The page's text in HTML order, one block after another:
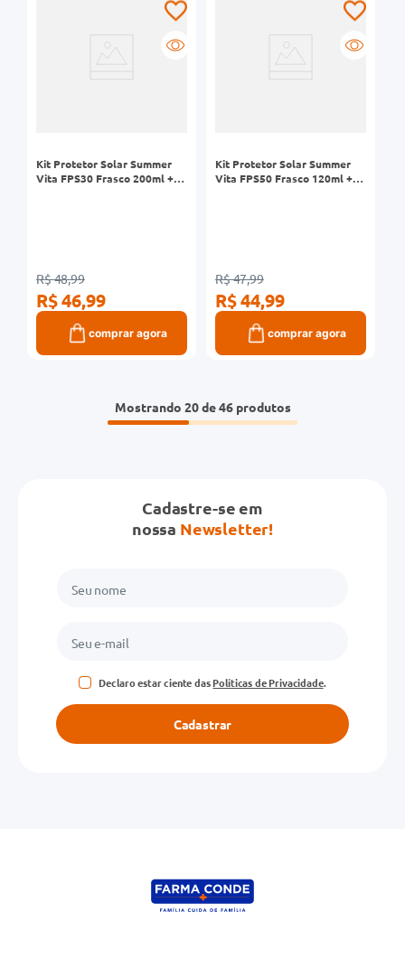
Kit Protetor Solar Summer
Vita FPS30 Frasco 200ml +
R$ 48,99
R$ 46,99
comprar agora
Kit Protetor Solar Summer
Vita FPS50 Frasco 120ml +
R$ 47,99
R$ 44,99
comprar agora
Mostrando 20 de 46
Cadastre-se em
nossa Newsletter!
Declaro estar ciente dasPolíticas de Privacidade.
Cadastrar